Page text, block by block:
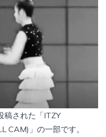
稿された「ITZY
CAM)」の一部です。